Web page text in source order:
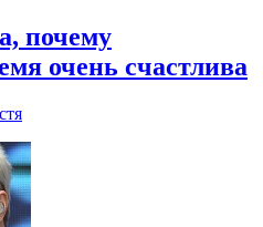
почему
очень счастлива